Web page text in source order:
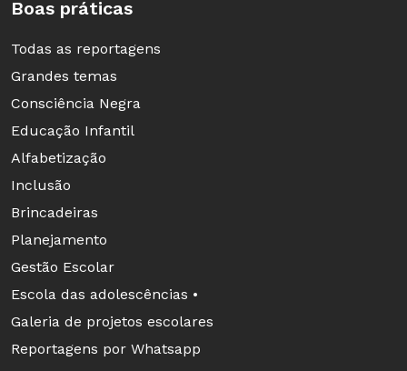
Boas práticas
Todas as reportagens
Grandes temas
Consciência Negra
Educação Infantil
Alfabetização
Inclusão
Brincadeiras
Planejamento
Gestão Escolar
Escola das adolescências •
Galeria de projetos escolares
Reportagens por Whatsapp